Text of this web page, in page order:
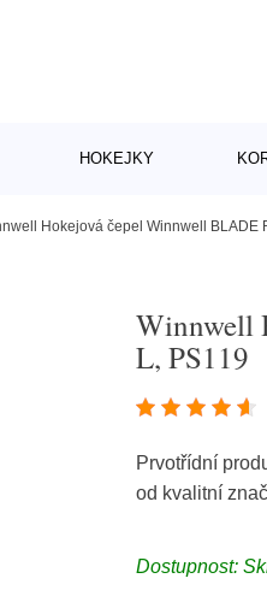
HOKEJKY
Hokejová čepel Winnwell BLADE
Winnwell
L, PS119
Prvotřídní
od kvalitní
Dostupnost: